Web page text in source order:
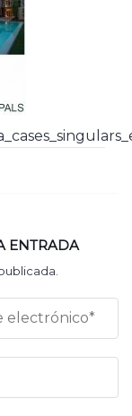
ENTRADA